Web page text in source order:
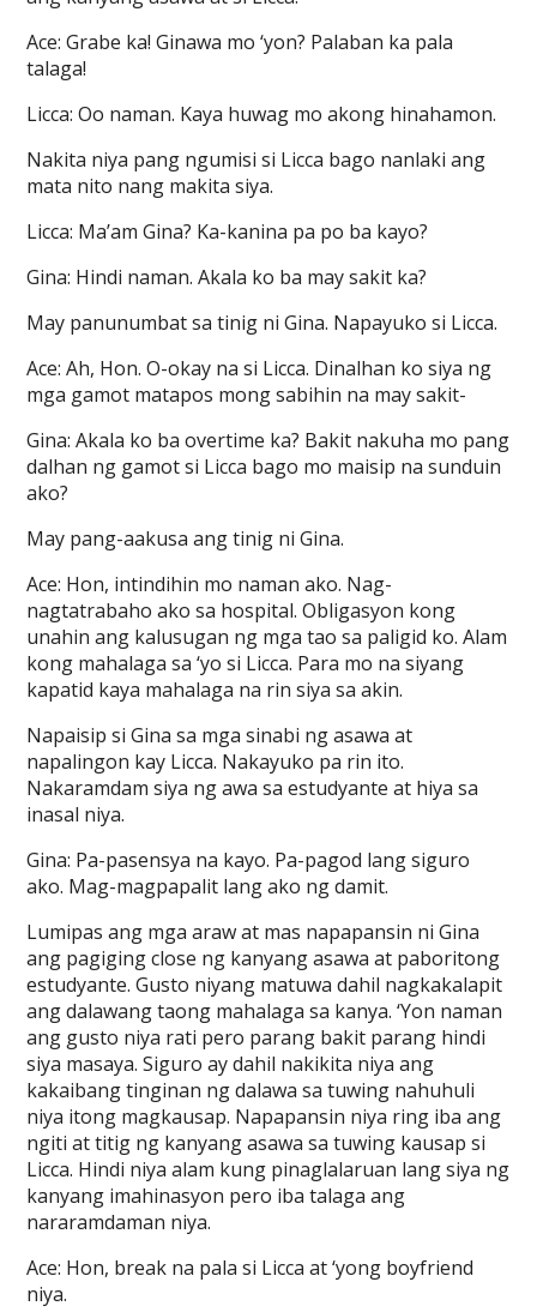
Ace: Grabe ka! Ginawa mo ‘yon? Palaban ka pala
talaga!
Licca: Oo naman. Kaya huwag mo akong hinahamon.
Nakita niya pang ngumisi si Licca bago nanlaki ang
mata nito nang makita siya.
Licca: Ma’am Gina? Ka-kanina pa po ba kayo?
Gina: Hindi naman. Akala ko ba may sakit ka?
May panunumbat sa tinig ni Gina. Napayuko si Licca.
Ace: Ah, Hon. O-okay na si Licca. Dinalhan ko siya ng
mga gamot matapos mong sabihin na may sakit-
Gina: Akala ko ba overtime ka? Bakit nakuha mo pang
dalhan ng gamot si Licca bago mo maisip na sunduin
ako?
May pang-aakusa ang tinig ni Gina.
Ace: Hon, intindihin mo naman ako. Nag-
nagtatrabaho ako sa hospital. Obligasyon kong
unahin ang kalusugan ng mga tao sa paligid ko. Alam
kong mahalaga sa ‘yo si Licca. Para mo na siyang
kapatid kaya mahalaga na rin siya sa akin.
Napaisip si Gina sa mga sinabi ng asawa at
napalingon kay Licca. Nakayuko pa rin ito.
Nakaramdam siya ng awa sa estudyante at hiya sa
inasal niya.
Gina: Pa-pasensya na kayo. Pa-pagod lang siguro
ako. Mag-magpapalit lang ako ng damit.
Lumipas ang mga araw at mas napapansin ni Gina
ang pagiging close ng kanyang asawa at paboritong
estudyante. Gusto niyang matuwa dahil nagkakalapit
ang dalawang taong mahalaga sa kanya. ‘Yon naman
ang gusto niya rati pero parang bakit parang hindi
siya masaya. Siguro ay dahil nakikita niya ang
kakaibang tinginan ng dalawa sa tuwing nahuhuli
niya itong magkausap. Napapansin niya ring iba ang
ngiti at titig ng kanyang asawa sa tuwing kausap si
Licca. Hindi niya alam kung pinaglalaruan lang siya ng
kanyang imahinasyon pero iba talaga ang
nararamdaman niya.
Ace: Hon, break na pala si Licca at ‘yong boyfriend
niya.